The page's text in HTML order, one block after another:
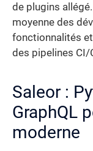
de plugins
moyenne des
fonctionnalités
des pipelines CI/
Saleor :
GraphQL
moderne